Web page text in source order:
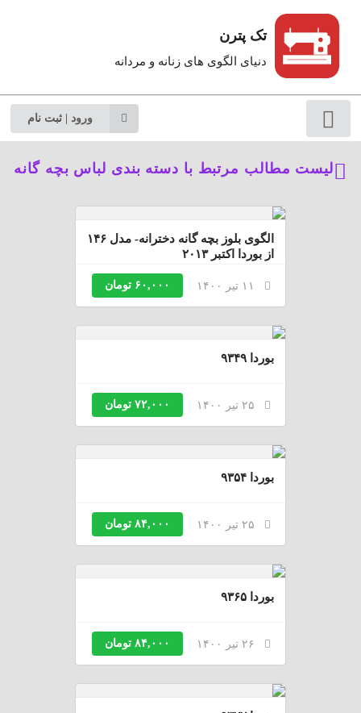
تک پترن
دنیای الگوی های زنانه و مردانه
ورود | ثبت نام
لیست مطالب مرتبط با دسته بندی لباس بچه گانه
الگوی بلوز بچه گانه دخترانه- مدل ۱۴۶
از بوردا اکتبر ۲۰۱۳
۶۰,۰۰۰ تومان
بوردا ۹۳۴۹
۷۲,۰۰۰ تومان
بوردا ۹۳۵۴
۸۴,۰۰۰ تومان
بوردا ۹۳۶۵
۸۴,۰۰۰ تومان